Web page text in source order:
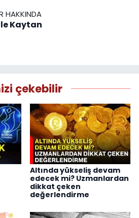
HAKKINDA
Kaytan
çekebilir
Altında yükseliş devam
edecek mi? Uzmanlardan
dikkat çeken
değerlendirme